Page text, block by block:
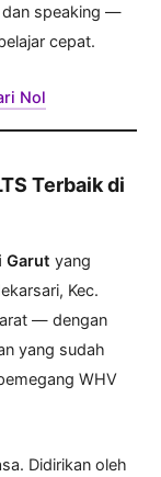
dan speaking —
cepat.
Nol
Terbaik di
Garut yang
Kec.
— dengan
yang sudah
WHV
Didirikan oleh